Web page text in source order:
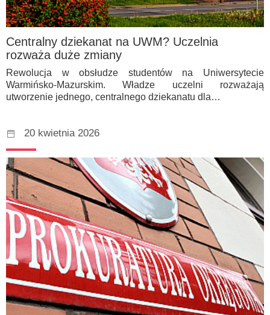
Centralny dziekanat na UWM? Uczelnia
rozważa duże zmiany
Rewolucja w obsłudze studentów na Uniwersytecie
Warmińsko-Mazurskim. Władze uczelni rozważają
utworzenie jednego, centralnego dziekanatu dla…
20 kwietnia 2026